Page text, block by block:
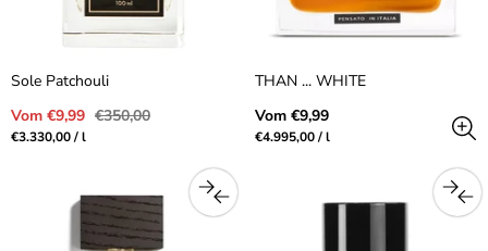
Sole Patchouli
Verkaufspreis
Vom €9,99 Regulärer
€350,00
Preis
€3.330,00/pro
l
THAN ... WHITE
Regulärer
Preis
Vom €9,99
Preis
€4.995,00/pro
l